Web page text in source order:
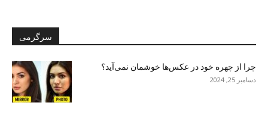
سرگرمی
چرا از چهره خود در عکس‌ها خوشمان نمی‌آید؟
دسامبر 25, 2024